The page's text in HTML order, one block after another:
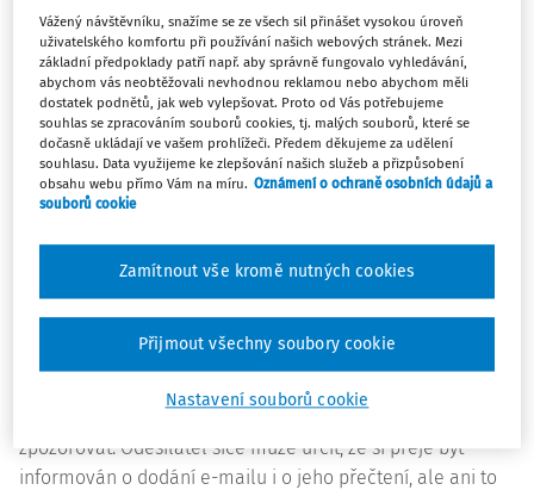
tak i dnes, přes sílící podíl komunikace prostřednictvím
sociálních sítí, všudypřítomným komunikačním kanálem.
Každý den je více než 4 miliardami uživatelů odesláno a
přijato přes 305 miliard e-mailů a také pro příští roky se
předpokládá další zvyšování počtu uživatelů i zpráv.3)
Obliba e-mailů je dána jednoduchostí používání, rychlostí
přenosu a existencí bezplatných poskytovatelů tohoto
způsobu komunikace. Rezervy lze naopak spatřovat v
bezpečnosti, i když i zde došlo k posunu směrem k využití
šifrování a používání zabezpečeného připojení.
příjemci, kdy některé zprávy přes bezpečnostní a
antispamové filtry neprojdou vůbec, nebo jsou uloženy do
zpozorovat. Odesílatel sice může určit, že si přeje být
informován o dodání e-mailu i o jeho přečtení, ale ani to
Vážený návštěvníku, snažíme se ze všech sil přinášet vysokou úroveň
uživatelského komfortu při používání našich webových stránek. Mezi
základní předpoklady patří např. aby správně fungovalo vyhledávání,
abychom vás neobtěžovali nevhodnou reklamou nebo abychom měli
dostatek podnětů, jak web vylepšovat. Proto od Vás potřebujeme
souhlas se zpracováním souborů cookies, tj. malých souborů, které se
dočasně ukládají ve vašem prohlížeči. Předem děkujeme za udělení
souhlasu. Data využijeme ke zlepšování našich služeb a přizpůsobení
obsahu webu přímo Vám na míru. Oznámení o ochraně osobních údajů a
souborů cookie
Nastavení souborů cookie
Zamítnout vše kromě nutných cookies
Přijmout všechny soubory cookie